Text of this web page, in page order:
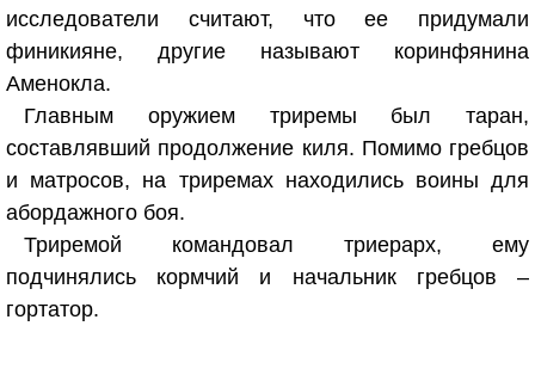
исследователи считают, что ее придумали
финикияне, другие называют коринфянина
Аменокла.
Главным оружием триремы был таран,
составлявший продолжение киля. Помимо гребцов
и матросов, на триремах находились воины для
абордажного боя.
Триремой командовал триерарх, ему
подчинялись кормчий и начальник гребцов –
гортатор.